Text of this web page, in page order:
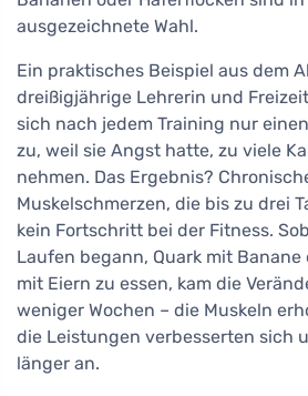
ausgezeichnete Wahl.
Ein praktisches Beispiel aus dem
dreißigjährige Lehrerin und
sich nach jedem Training nur
zu, weil sie Angst hatte, zu viele
nehmen. Das Ergebnis?
Muskelschmerzen, die bis zu drei
kein Fortschritt bei der Fitness.
Laufen begann, Quark mit Banane
mit Eiern zu essen, kam die
weniger Wochen – die Muskeln
die Leistungen verbesserten sich
länger an.